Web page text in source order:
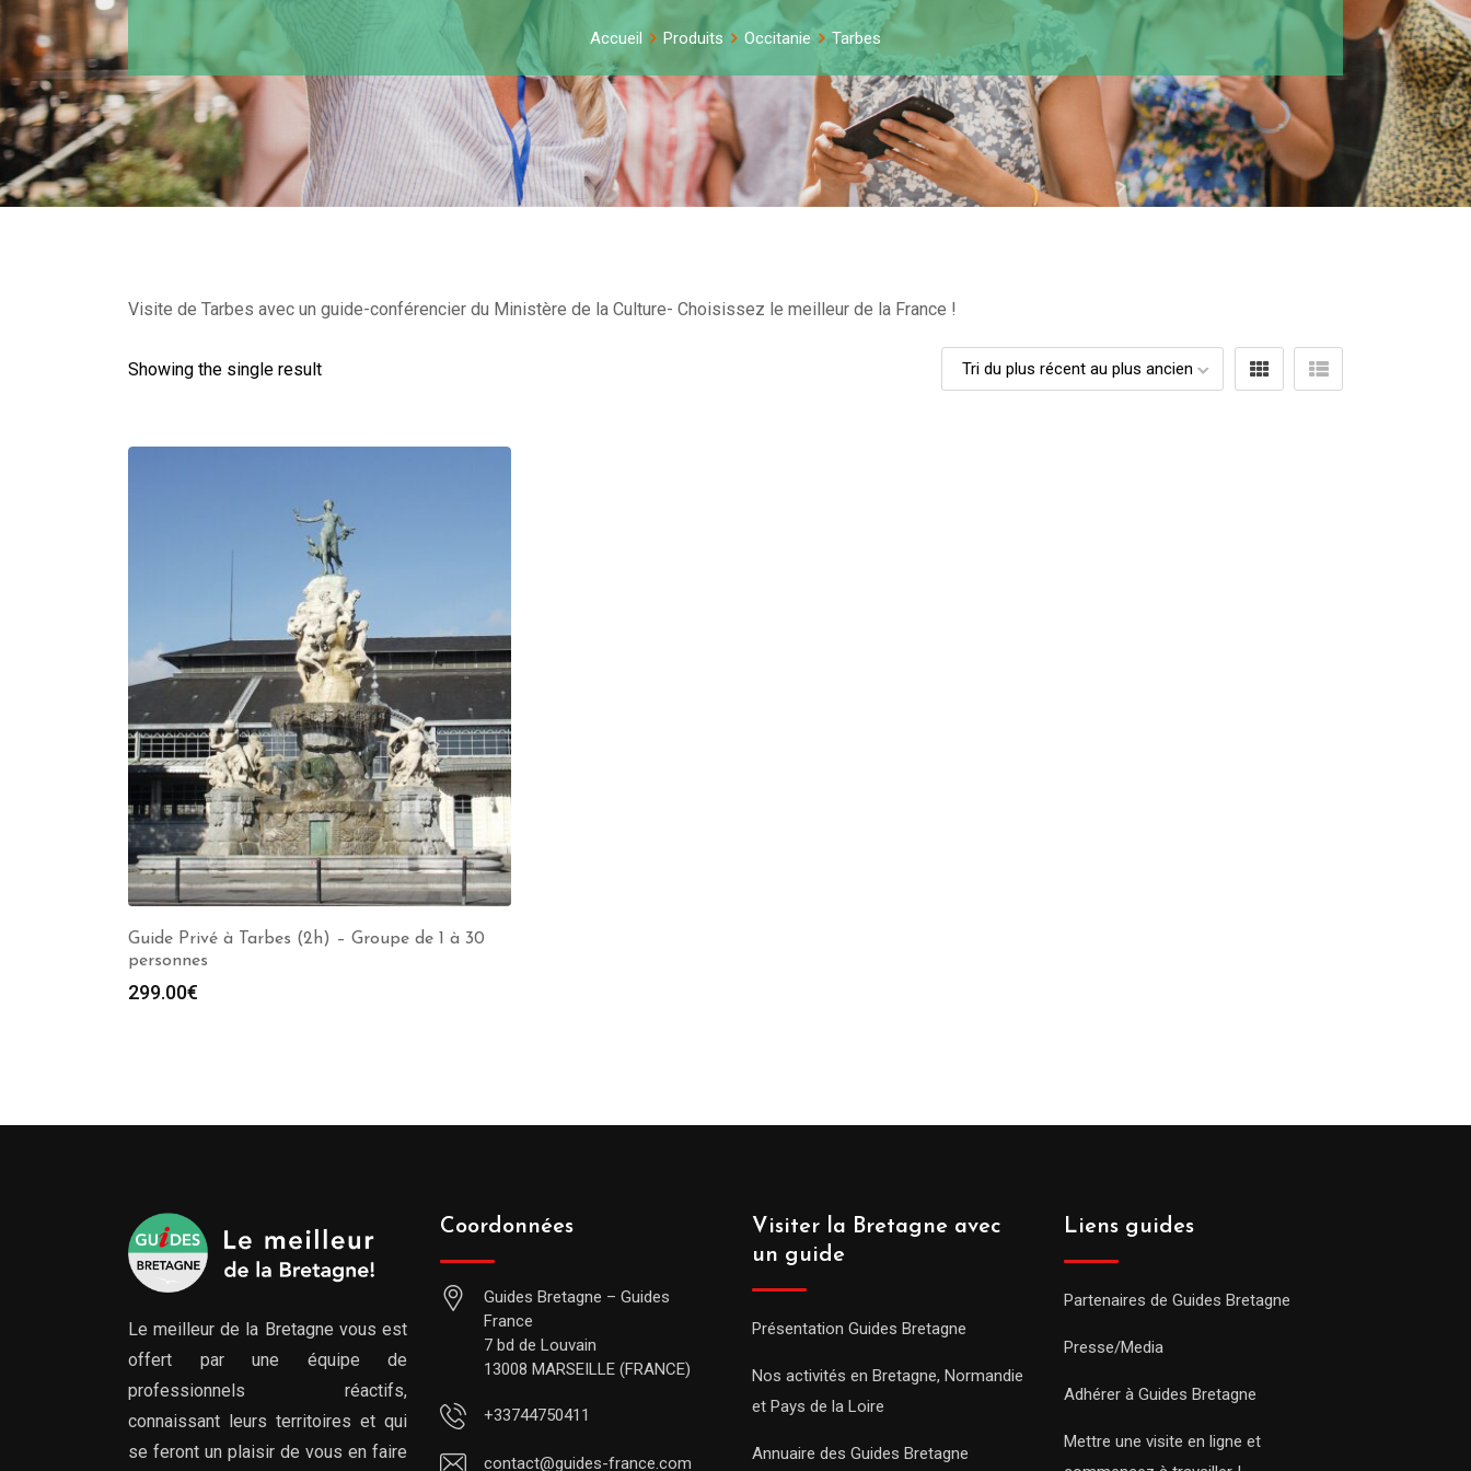
Accueil Produits Occitanie Tarbes
Visite de Tarbes avec un guide-conférencier du Ministère de la Culture- Choisissez le meilleur de la France !
Showing the single result
Guide Privé à Tarbes (2h) – Groupe de 1 à 30
personnes
299.00€
Le meilleur de la Bretagne vous est
offert par une équipe de
professionnels réactifs,
connaissant leurs territoires et qui
se feront un plaisir de vous en faire
Coordonnées
Guides Bretagne – Guides
France
7 bd de Louvain
13008 MARSEILLE (FRANCE)
+33744750411
contact@guides-france.com
Visiter la Bretagne avec
un guide
Présentation Guides Bretagne
Nos activités en Bretagne, Normandie
et Pays de la Loire
Annuaire des Guides Bretagne
Liens guides
Partenaires de Guides Bretagne
Presse/Media
Adhérer à Guides Bretagne
Mettre une visite en ligne et